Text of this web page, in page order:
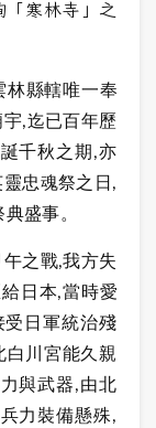
寒林寺」之
林縣轄唯一奉
,迄已百年歷
千秋之期,亦
忠魂祭之日,
盛事。
之戰,我方失
日本,當時愛
受日軍統治殘
白川宮能久親
與武器,由北
力裝備懸殊,